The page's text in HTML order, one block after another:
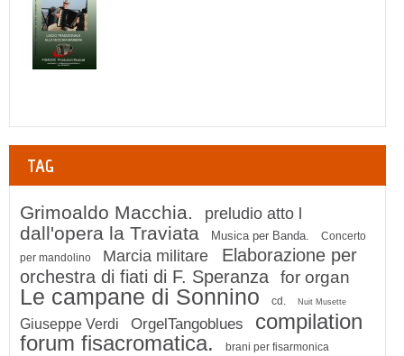
TAG
Grimoaldo Macchia. preludio atto l
dall'opera la Traviata Musica per Banda.
Concerto
per mandolino
Marcia militare
Elaborazione per
orchestra di fiati di F. Speranza
for organ
Le campane di Sonnino cd. Nuit Musette
Giuseppe Verdi OrgelTangoblues
compilation
forum fisacromatica.
brani per fisarmonica